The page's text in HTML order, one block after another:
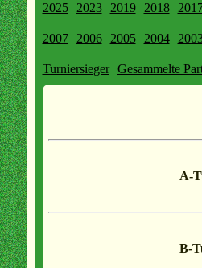
2025
2023 2019 2018
2007 2006 2005 2004
Turniersieger Gesammelte
A-
B-